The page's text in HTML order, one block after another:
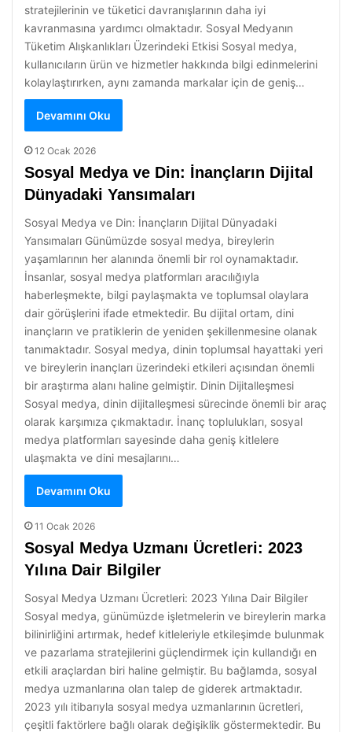
stratejilerinin ve tüketici davranışlarının daha iyi
kavranmasına yardımcı olmaktadır. Sosyal Medyanın
Tüketim Alışkanlıkları Üzerindeki Etkisi Sosyal medya,
kullanıcıların ürün ve hizmetler hakkında bilgi edinmelerini
kolaylaştırırken, aynı zamanda markalar için de geniş…
Devamını Oku
12 Ocak 2026
Sosyal Medya ve Din: İnançların Dijital
Dünyadaki Yansımaları
Sosyal Medya ve Din: İnançların Dijital Dünyadaki
Yansımaları Günümüzde sosyal medya, bireylerin
yaşamlarının her alanında önemli bir rol oynamaktadır.
İnsanlar, sosyal medya platformları aracılığıyla
haberleşmekte, bilgi paylaşmakta ve toplumsal olaylara
dair görüşlerini ifade etmektedir. Bu dijital ortam, dini
inançların ve pratiklerin de yeniden şekillenmesine olanak
tanımaktadır. Sosyal medya, dinin toplumsal hayattaki yeri
ve bireylerin inançları üzerindeki etkileri açısından önemli
bir araştırma alanı haline gelmiştir. Dinin Dijitalleşmesi
Sosyal medya, dinin dijitalleşmesi sürecinde önemli bir araç
olarak karşımıza çıkmaktadır. İnanç toplulukları, sosyal
medya platformları sayesinde daha geniş kitlelere
ulaşmakta ve dini mesajlarını…
Devamını Oku
11 Ocak 2026
Sosyal Medya Uzmanı Ücretleri: 2023
Yılına Dair Bilgiler
Sosyal Medya Uzmanı Ücretleri: 2023 Yılına Dair Bilgiler
Sosyal medya, günümüzde işletmelerin ve bireylerin marka
bilinirliğini artırmak, hedef kitleleriyle etkileşimde bulunmak
ve pazarlama stratejilerini güçlendirmek için kullandığı en
etkili araçlardan biri haline gelmiştir. Bu bağlamda, sosyal
medya uzmanlarına olan talep de giderek artmaktadır.
2023 yılı itibarıyla sosyal medya uzmanlarının ücretleri,
çeşitli faktörlere bağlı olarak değişiklik göstermektedir. Bu